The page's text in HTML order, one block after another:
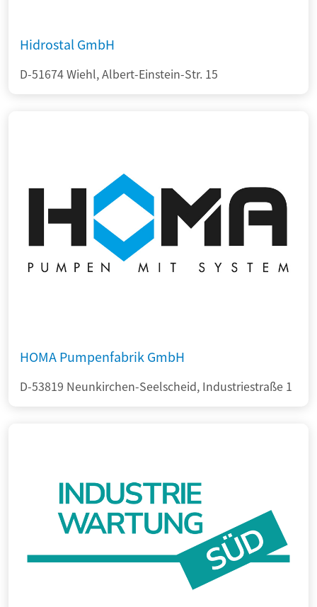
Hidrostal GmbH
D-51674 Wiehl, Albert-Einstein-Str. 15
HOMA Pumpenfabrik GmbH
D-53819 Neunkirchen-Seelscheid, Industriestraße 1